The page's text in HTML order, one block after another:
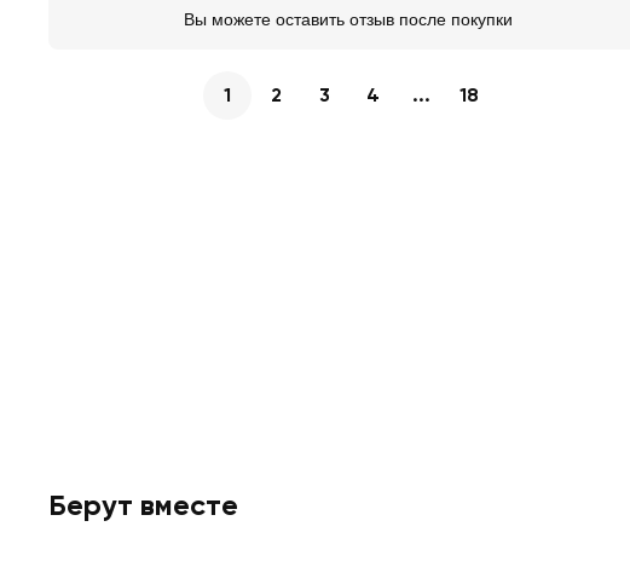
Вы можете оставить отзыв после покупки
1 2 3 4 ... 18
Берут вместе